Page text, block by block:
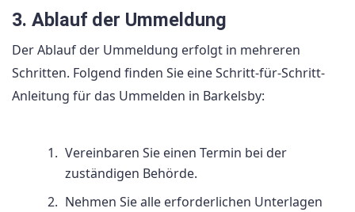
3. Ablauf der Ummeldung
Der Ablauf der Ummeldung erfolgt in mehreren
Schritten. Folgend finden Sie eine Schritt-für-Schritt-
Anleitung für das Ummelden in Barkelsby:
Vereinbaren Sie einen Termin bei der
zuständigen Behörde.
Nehmen Sie alle erforderlichen Unterlagen